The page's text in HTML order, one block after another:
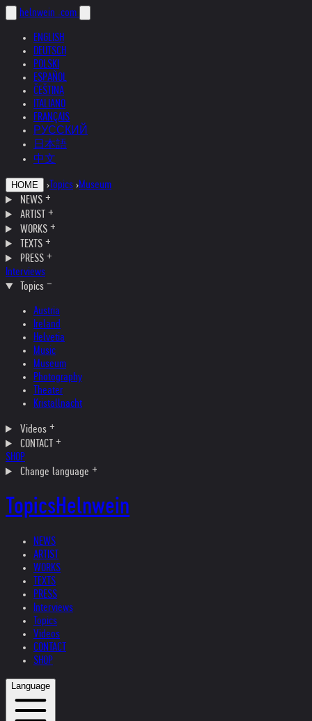
helnwein .com
ENGLISH
DEUTSCH
POLSKI
ESPAÑOL
ČEŠTINA
ITALIANO
FRANÇAIS
РУССКИЙ
日本語
中文
HOME › Topics ›Museum
NEWS
ARTIST
WORKS
TEXTS
PRESS
Interviews
Topics
Austria
Ireland
Helvetia
Music
Museum
Photography
Theater
Kristallnacht
Videos
CONTACT
SHOP
Change language
TopicsHelnwein
NEWS
ARTIST
WORKS
TEXTS
PRESS
Interviews
Topics
Videos
CONTACT
SHOP
Language